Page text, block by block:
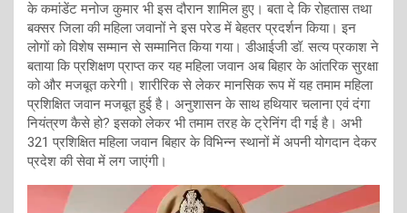
के कमांडेंट मनोज कुमार भी इस दौरान शामिल हुए। बता दे कि रोहतास तथा
बक्सर जिला की महिला जवानों ने इस परेड में बेहतर प्रदर्शन किया। इन
लोगों को विशेष सम्मान से सम्मानित किया गया। डीआईजी डॉ. सत्य प्रकाश ने
बताया कि प्रशिक्षण प्राप्त कर यह महिला जवान अब बिहार के आंतरिक सुरक्षा
को और मजबूत करेगी। शारीरिक से लेकर मानसिक रूप में यह तमाम महिला
प्रशिक्षित जवान मजबूत हुई है। अनुशासन के साथ हथियार चलाना एवं दंगा
नियंत्रण कैसे हो? इसको लेकर भी तमाम तरह के ट्रेनिंग दी गई है। अभी
321 प्रशिक्षित महिला जवान बिहार के विभिन्न स्थानों में अपनी योगदान देकर
प्रदेश की सेवा में लग जाएंगी।